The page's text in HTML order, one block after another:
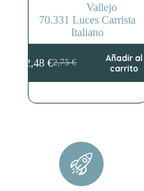
Vallejo
70.331 Luces Carrista
Italiano
2,75€
El
precio
era:
2,48€El
precio
es:
Añadir al
carrito